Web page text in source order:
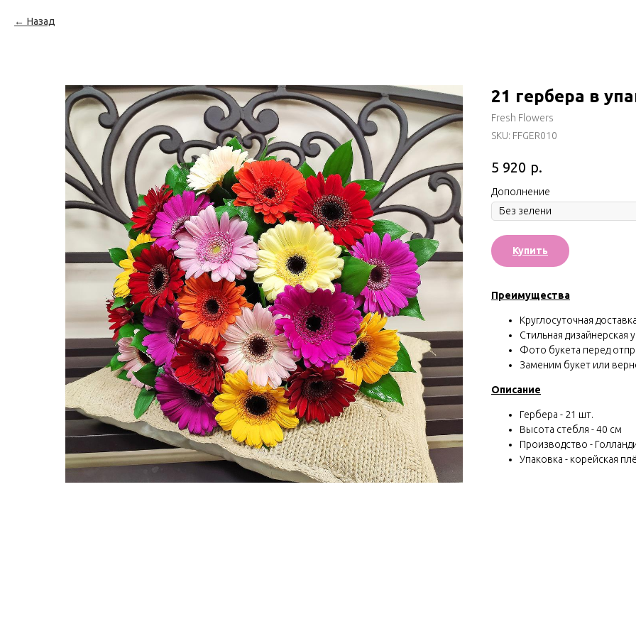
Назад
21 гербера в
Fresh Flowers
SKU: FFGER010
5 920 р.
Дополнение
Купить
Преимущества
Круглосуточная
Стильная дизайнерская
Фото букета перед
Заменим букет или
Описание
Гербера - 21 шт.
Высота стебля - 40 см
Производство -
Упаковка - корейская